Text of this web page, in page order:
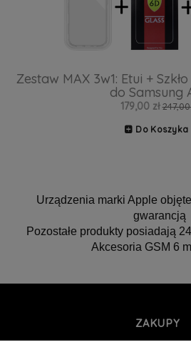
Zestaw MAX 3w1: Etui +
do Samsung
179,00 zł 247,00
Do Koszyka
Urządzenia marki Apple
gwarancją
Pozostałe produkty posiadają
Akcesoria GSM 6
ZAKUPY